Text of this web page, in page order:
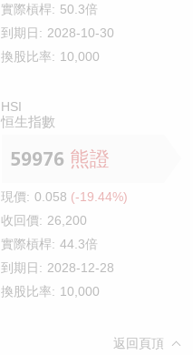
實際槓桿: 50.3倍
到期日: 2028-10-30
換股比率: 10,000
HSI
恒生指數
59976 熊證
現價: 0.058 (-19.44%)
收回價: 26,200
實際槓桿: 44.3倍
到期日: 2028-12-28
換股比率: 10,000
返回頁頂